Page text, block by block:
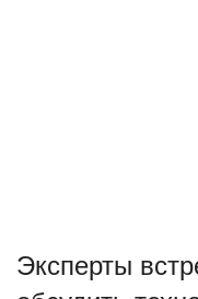
Эксперты